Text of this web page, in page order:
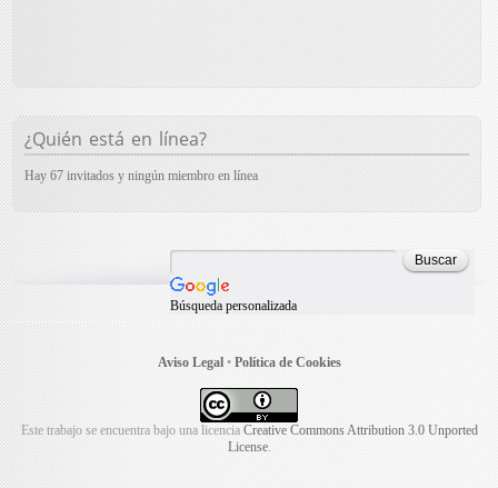
¿Quién está en línea?
Hay 67 invitados y ningún miembro en línea
Búsqueda personalizada
Aviso Legal• Política de Cookies
Este trabajo se encuentra bajo una licencia Creative Commons Attribution 3.0 Unported
License.